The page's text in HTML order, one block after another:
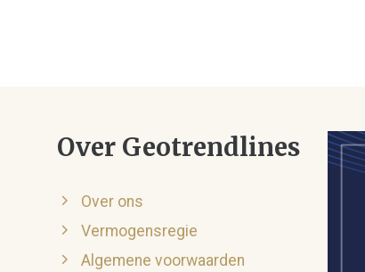
Over Geotrendlines
Over ons
Vermogensregie
Algemene voorwaarden